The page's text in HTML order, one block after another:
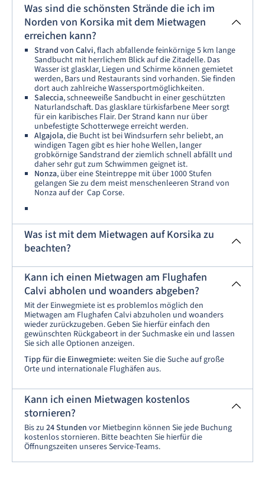
Was sind die schönsten Strände die ich im
Norden von Korsika mit dem Mietwagen
erreichen kann?
Strand von Calvi, flach abfallende feinkörnige 5 km lange
Sandbucht mit herrlichem Blick auf die Zitadelle. Das
Wasser ist glasklar, Liegen und Schirme können gemietet
werden, Bars und Restaurants sind vorhanden. Sie finden
dort auch zahlreiche Wassersportmöglichkeiten.
Saleccia, schneeweiße Sandbucht in einer geschützten
Naturlandschaft. Das glasklare türkisfarbene Meer sorgt
für ein karibisches Flair. Der Strand kann nur über
unbefestigte Schotterwege erreicht werden.
Algajola, die Bucht ist bei Windsurfern sehr beliebt, an
windigen Tagen gibt es hier hohe Wellen, langer
grobkörnige Sandstrand der ziemlich schnell abfällt und
daher sehr gut zum Schwimmen geignet ist.
Nonza, über eine Steintreppe mit über 1000 Stufen
gelangen Sie zu dem meist menschenleeren Strand von
Nonza auf der Cap Corse.
Was ist mit dem Mietwagen auf Korsika zu
beachten?
Kann ich einen Mietwagen am Flughafen
Calvi abholen und woanders abgeben?
Mit der Einwegmiete ist es problemlos möglich den
Mietwagen am Flughafen Calvi abzuholen und woanders
wieder zurückzugeben. Geben Sie hierfür einfach den
gewünschten Rückgabeort in der Suchmaske ein und lassen
Sie sich alle Optionen anzeigen.
Tipp für die Einwegmiete: weiten Sie die Suche auf große
Orte und internationale Flughäfen aus.
Kann ich einen Mietwagen kostenlos
stornieren?
Bis zu 24 Stunden vor Mietbeginn können Sie jede Buchung
kostenlos stornieren. Bitte beachten Sie hierfür die
Öffnungszeiten unseres Service-Teams.